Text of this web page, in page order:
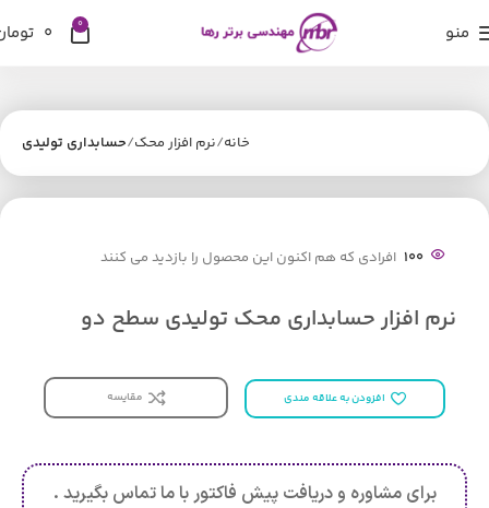
منو 0
0
خانه نرم افزار محک حسابداری تولیدی
100 افرادی که هم اکنون این محصول را بازدید می کنند
نرم افزار حسابداری محک تولیدی سطح دو
افزودن به علاقه مندی مقایسه
برای مشاوره و دریافت پیش فاکتور با ما تماس بگیرید .